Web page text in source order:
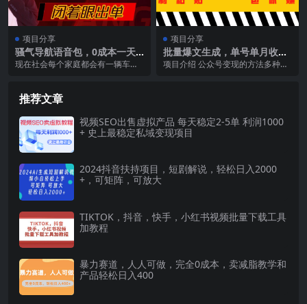
项目分享
骚气导航语音包，0成本一天1
000+，闭着眼出单，保姆级教
现在社会每个家庭都会有一辆车，
项目分享
批量爆文生成，单号单月收益
3w＋
项目介绍 公众号变现的方法多种多
推荐文章
视频SEO出售虚拟产品 每天稳定2-5单 利润1000
+ 史上最稳定私域变现项目
2024抖音扶持项目，短剧解说，轻松日入2000
+，可矩阵，可放大
TIKTOK，抖音，快手，小红书视频批量下载工具
加教程
暴力赛道，人人可做，完全0成本，卖减脂教学和
产品轻松日入400